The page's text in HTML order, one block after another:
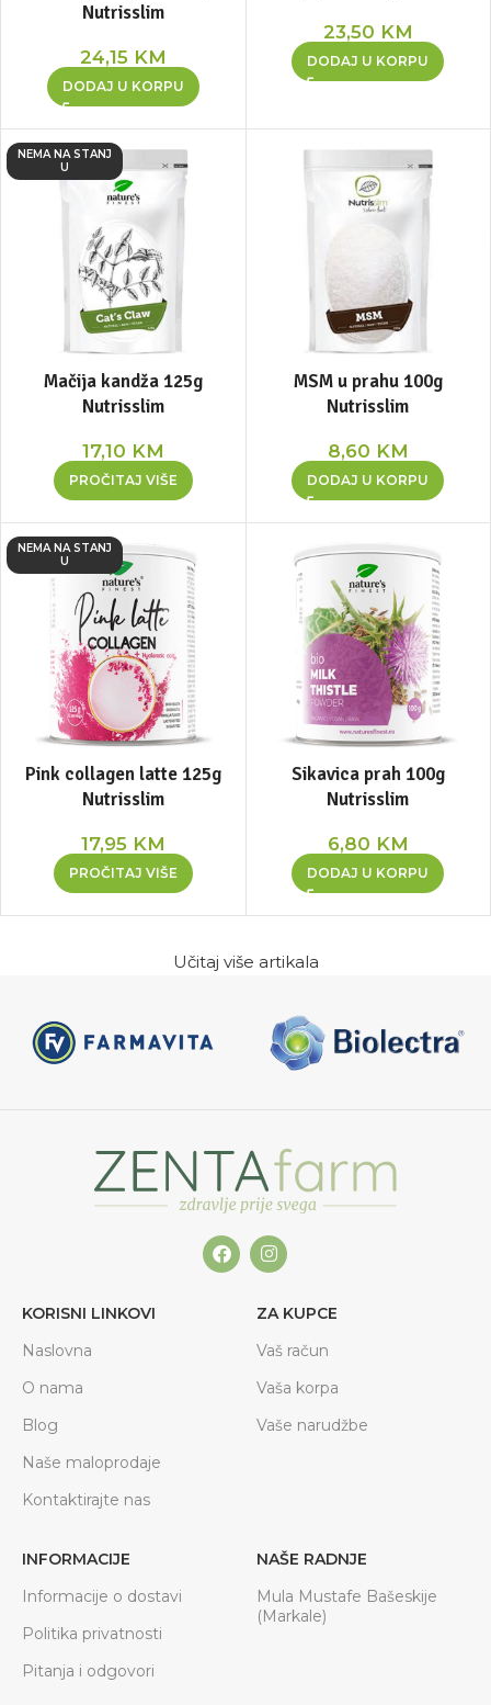
Nutrisslim
24,15 KM
DODAJ U KORPU
23,50 KM
DODAJ U KORPU
NEMA NA STANJ
U
Mačija kandža 125g
Nutrisslim
17,10 KM
PROČITAJ VIŠE
MSM u prahu 100g
Nutrisslim
8,60 KM
DODAJ U KORPU
NEMA NA STANJ
U
Pink collagen latte 125g
Nutrisslim
17,95 KM
PROČITAJ VIŠE
Sikavica prah 100g
Nutrisslim
6,80 KM
DODAJ U KORPU
Učitaj više artikala
KORISNI LINKOVI
Naslovna
O nama
Blog
Naše maloprodaje
Kontaktirajte nas
ZA KUPCE
Vaš račun
Vaša korpa
Vaše narudžbe
INFORMACIJE
Informacije o dostavi
Politika privatnosti
Pitanja i odgovori
NAŠE RADNJE
Mula Mustafe Bašeskije
(Markale)